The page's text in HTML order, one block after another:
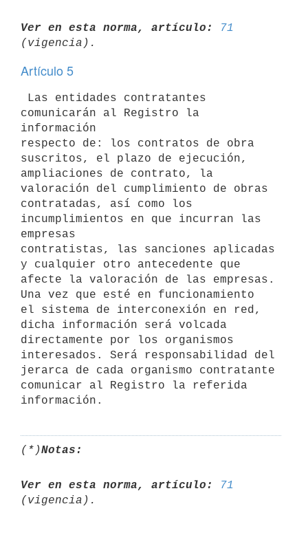
Ver en esta norma, artículo:
71
Artículo 5
comunicarán al Registro la
información
respecto de: los contratos de obra
suscritos, el plazo de ejecución,
ampliaciones de contrato, la
valoración del cumplimiento de obras
contratadas, así como los
incumplimientos en que incurran las
empresas
contratistas, las sanciones aplicadas
y cualquier otro antecedente que
afecte la valoración de las empresas.
Una vez que esté en funcionamiento
el sistema de interconexión en red,
dicha información será volcada
directamente por los organismos
interesados. Será responsabilidad del
jerarca de cada organismo contratante
comunicar al Registro la referida
información.
(*)Notas:
Ver en esta norma, artículo:
71